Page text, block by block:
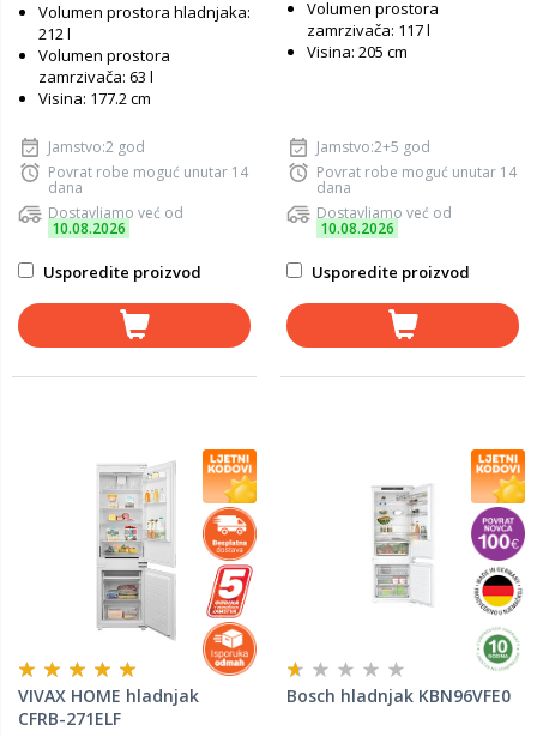
Volumen prostora hladnjaka:
212 l
Volumen prostora
zamrzivača: 63 l
Visina: 177.2 cm
Jamstvo:2 god
Povrat robe moguć unutar 14
dana
Dostavljamo već od
10.08.2026
Usporedite proizvod
Volumen prostora
zamrzivača: 117 l
Visina: 205 cm
Jamstvo:2+5 god
Povrat robe moguć unutar 14
dana
Dostavljamo već od
10.08.2026
Usporedite proizvod
VIVAX HOME hladnjak
CFRB-271ELF
Bosch hladnjak KBN96VFE0